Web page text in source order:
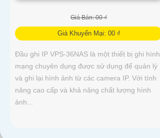
Giá Bán: 00 ₫
Giá Khuyến Mại: 00 ₫
Đầu ghi IP VPS-36NAS là một thiết bị ghi hình
mạng chuyên dụng được sử dụng để quản lý
và ghi lại hình ảnh từ các camera IP. Với tính
năng cao cấp và khả năng chất lượng hình
ảnh...